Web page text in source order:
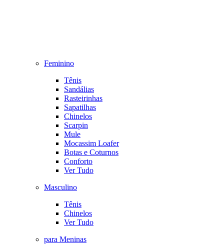
Feminino
Tênis
Sandálias
Rasteirinhas
Sapatilhas
Chinelos
Scarpin
Mule
Mocassim Loafer
Botas e Coturnos
Conforto
Ver Tudo
Masculino
Tênis
Chinelos
Ver Tudo
para Meninas